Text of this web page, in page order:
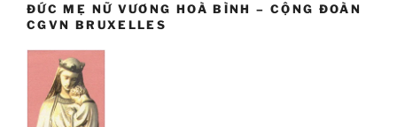
ĐỨC MẸ NỮ VƯƠNG HOÀ BÌNH – CỘNG ĐOÀN
CGVN BRUXELLES